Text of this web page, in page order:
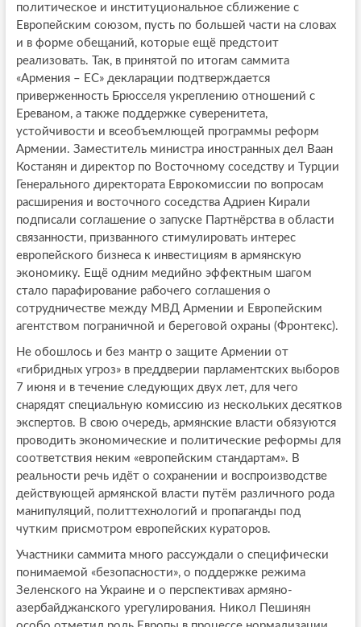
политическое и институциональное сближение с
Европейским союзом, пусть по большей части на словах
и в форме обещаний, которые ещё предстоит
реализовать. Так, в принятой по итогам саммита
«Армения – ЕС» декларации подтверждается
приверженность Брюсселя укреплению отношений с
Ереваном, а также поддержке суверенитета,
устойчивости и всеобъемлющей программы реформ
Армении. Заместитель министра иностранных дел Ваан
Костанян и директор по Восточному соседству и Турции
Генерального директората Еврокомиссии по вопросам
расширения и восточного соседства Адриен Кирали
подписали соглашение о запуске Партнёрства в области
связанности, призванного стимулировать интерес
европейского бизнеса к инвестициям в армянскую
экономику. Ещё одним медийно эффектным шагом
стало парафирование рабочего соглашения о
сотрудничестве между МВД Армении и Европейским
агентством пограничной и береговой охраны (Фронтекс).
Не обошлось и без мантр о защите Армении от
«гибридных угроз» в преддверии парламентских выборов
7 июня и в течение следующих двух лет, для чего
снарядят специальную комиссию из нескольких десятков
экспертов. В свою очередь, армянские власти обязуются
проводить экономические и политические реформы для
соответствия неким «европейским стандартам». В
реальности речь идёт о сохранении и воспроизводстве
действующей армянской власти путём различного рода
манипуляций, политтехнологий и пропаганды под
чутким присмотром европейских кураторов.
Участники саммита много рассуждали о специфически
понимаемой «безопасности», о поддержке режима
Зеленского на Украине и о перспективах армяно-
азербайджанского урегулирования. Никол Пешинян